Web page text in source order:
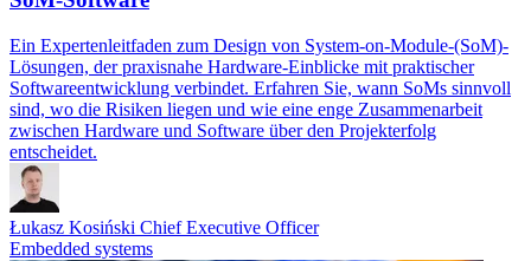
Ein Expertenleitfaden zum Design von System-on-Module-(SoM)-
Lösungen, der praxisnahe Hardware-Einblicke mit praktischer
Softwareentwicklung verbindet. Erfahren Sie, wann SoMs sinnvoll
sind, wo die Risiken liegen und wie eine enge Zusammenarbeit
zwischen Hardware und Software über den Projekterfolg
entscheidet.
Łukasz Kosiński Chief Executive Officer
Embedded systems